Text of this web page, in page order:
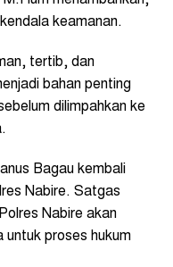
keamanan.
tertib, dan
bahan penting
dilimpahkan ke
Bagau kembali
Nabire. Satgas
Nabire akan
untuk proses hukum